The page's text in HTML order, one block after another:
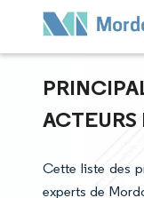
Cette liste des
experts de